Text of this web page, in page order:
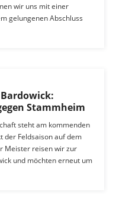
wir uns mit einer
gelungenen Abschluss
Stammheim
steht am kommenden
der Feldsaison auf dem
Meister reisen wir zur
und möchten erneut um